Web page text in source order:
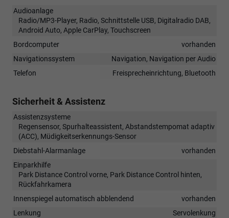
Audioanlage
Radio/MP3-Player, Radio, Schnittstelle USB, Digitalradio DAB,
Android Auto, Apple CarPlay, Touchscreen
Bordcomputer
vorhanden
Navigationssystem
Navigation, Navigation per Audio
Telefon
Freisprecheinrichtung, Bluetooth
Sicherheit & Assistenz
Assistenzsysteme
Regensensor, Spurhalteassistent, Abstandstempomat adaptiv
(ACC), Müdigkeitserkennungs-Sensor
Diebstahl-Alarmanlage
vorhanden
Einparkhilfe
Park Distance Control vorne, Park Distance Control hinten,
Rückfahrkamera
Innenspiegel automatisch abblendend
vorhanden
Lenkung
Servolenkung